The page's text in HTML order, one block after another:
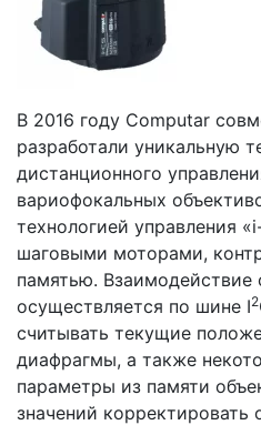
В 2016 году Computar
разработали уникальную
дистанционного
вариофокальных
технологией управления
шаговыми моторами,
памятью. Взаимодействие
осуществляется по шине I2
считывать текущие
диафрагмы, а также
параметры из памяти
значений корректировать